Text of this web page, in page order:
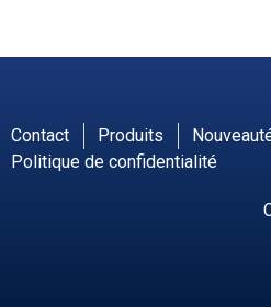
Contact Produits
Politique de confidentialité